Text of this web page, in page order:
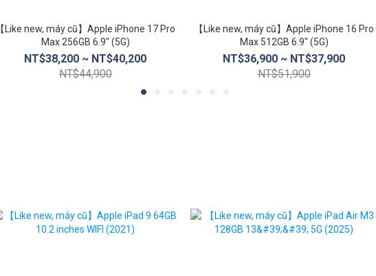
【Like new, máy cũ】Apple iPhone 17 Pro
Max 256GB 6.9″ (5G)
NT$38,200 ~ NT$40,200
NT$44,900
【Like new, máy cũ】Apple iPhone 16 Pro
Max 512GB 6.9″ (5G)
NT$36,900 ~ NT$37,900
NT$51,900